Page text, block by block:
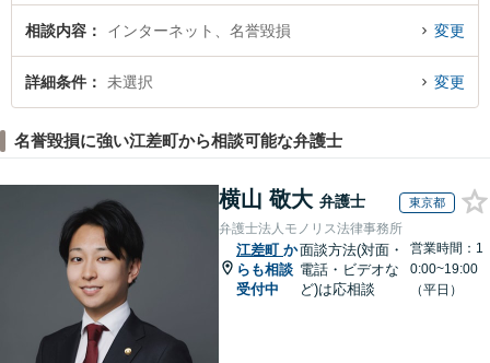
相談内容 インターネット、名誉毀損 変更
詳細条件 未選択 変更
名誉毀損に強い江差町から相談可能な弁護士
横山 敬大 弁護士 東京都
弁護士法人モノリス法律事務所
江差町 か
らも相談
受付中
面談方法(対面・
電話・ビデオな
ど)は応相談
営業時間：1
0:00~19:00
（平日）